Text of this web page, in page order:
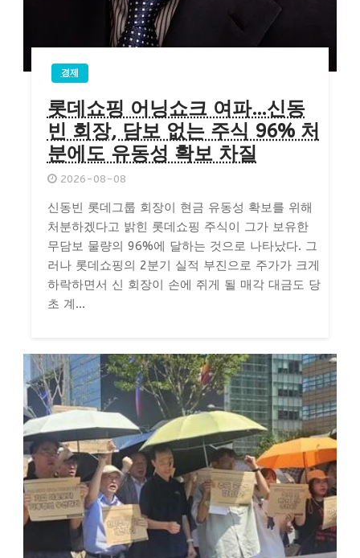
경제
롯데쇼핑 어닝쇼크 여파…신동
빈 회장, 담보 없는 주식 96% 처
분에도 유동성 확보 차질
2026-08-08
신동빈 롯데그룹 회장이 현금 유동성 확보를 위해
처분하겠다고 밝힌 롯데쇼핑 주식이 그가 보유한
무담보 물량의 96%에 달하는 것으로 나타났다. 그
러나 롯데쇼핑의 2분기 실적 부진으로 주가가 크게
하락하면서 신 회장이 손에 쥐게 될 매각 대금도 당
초 계...